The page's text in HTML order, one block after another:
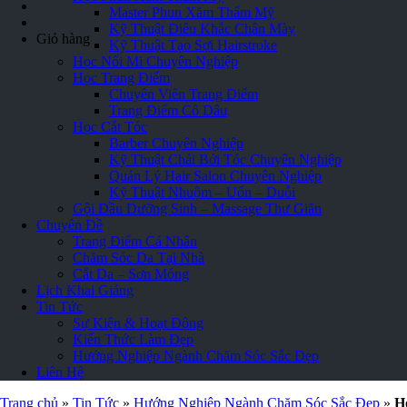
Giỏ hàng
Master Phun Xăm Thẩm Mỹ
Kỹ Thuật Điêu Khắc Chân Mày
Kỹ Thuật Tạo Sợi Hairstroke
Học Nối Mi Chuyên Nghiệp
Học Trang Điểm
Chuyên Viên Trang Điểm
Trang Điểm Cô Dâu
Học Cắt Tóc
Barber Chuyên Nghiệp
Kỹ Thuật Chải Bới Tóc Chuyên Nghiệp
Quản Lý Hair Salon Chuyên Nghiệp
Kỹ Thuật Nhuộm – Uốn – Duỗi
Gội Đầu Dưỡng Sinh – Massage Thư Giãn
Chuyên Đề
Trang Điểm Cá Nhân
Chăm Sóc Da Tại Nhà
Cắt Da – Sơn Móng
Lịch Khai Giảng
Tin Tức
Sự Kiện & Hoạt Động
Kiến Thức Làm Đẹp
Hướng Nghiệp Ngành Chăm Sóc Sắc Đẹp
Liên Hệ
Trang chủ » Tin Tức » Hướng Nghiệp Ngành Chăm Sóc Sắc Đẹp »